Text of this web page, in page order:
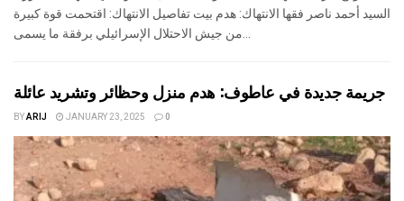
السيد أحمد ناصر فقها الانتهاك: هدم بيت تفاصيل الانتهاك: اقتحمت قوة كبيرة
جريمة جديدة في عاطوف: هدم منزل وحظائر وتشريد عائلة
BYARIJ JANUARY 23, 2025 0